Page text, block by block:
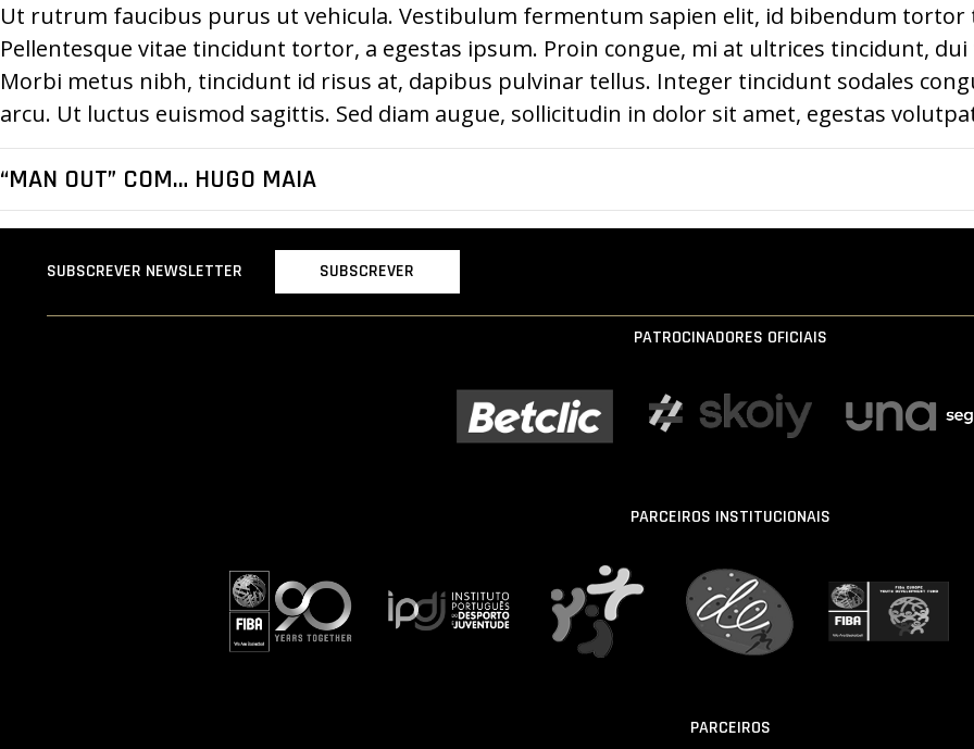
Ut rutrum faucibus purus ut vehicula. Vestibulum fermentum sapien elit, id bibendum tortor
Pellentesque vitae tincidunt tortor, a egestas ipsum. Proin congue, mi at ultrices tincidunt,
Morbi metus nibh, tincidunt id risus at, dapibus pulvinar tellus. Integer tincidunt sodales
arcu. Ut luctus euismod sagittis. Sed diam augue, sollicitudin in dolor sit amet, egestas
“MAN OUT” COM… HUGO MAIA
SUBSCREVER NEWSLETTER SUBSCREVER
PATROCINADORES OFICIAIS
PARCEIROS INSTITUCIONAIS
PARCEIROS